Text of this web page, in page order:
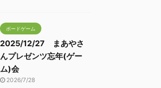
ボードゲーム
2025/12/27 まあやさ
んプレゼンツ忘年(ゲー
ム)会
2026/7/28